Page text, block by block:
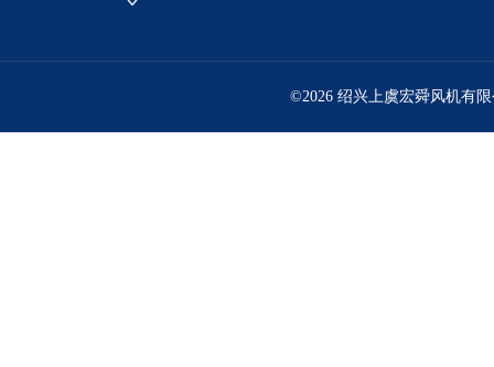
©2026 绍兴上虞宏舜风机有